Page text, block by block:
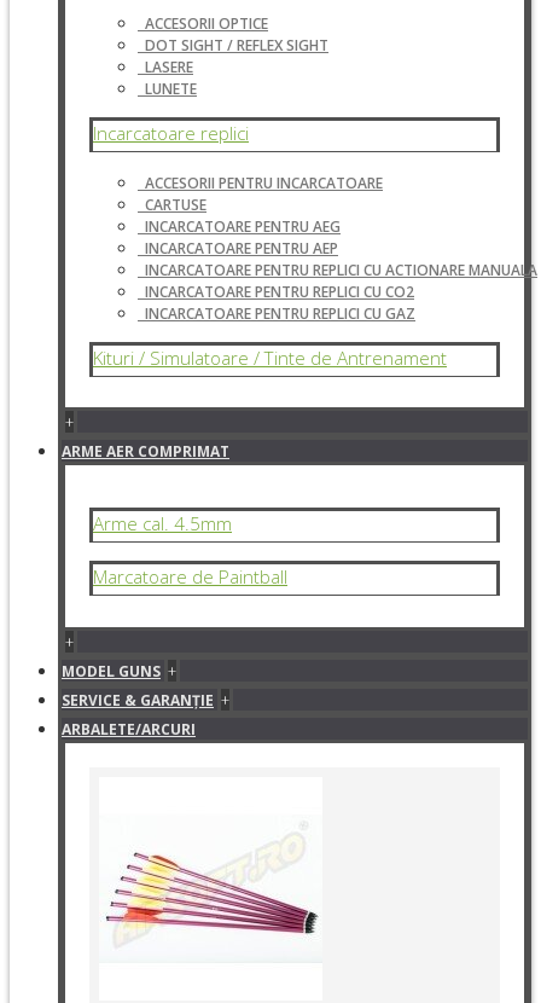
ACCESORII OPTICE
DOT SIGHT / REFLEX SIGHT
LASERE
LUNETE
Incarcatoare replici
ACCESORII PENTRU INCARCATOARE
CARTUSE
INCARCATOARE PENTRU AEG
INCARCATOARE PENTRU AEP
INCARCATOARE PENTRU REPLICI CU ACTIONARE MANUALA
INCARCATOARE PENTRU REPLICI CU CO2
INCARCATOARE PENTRU REPLICI CU GAZ
Kituri / Simulatoare / Tinte de Antrenament
+
ARME AER COMPRIMAT
Arme cal. 4.5mm
Marcatoare de Paintball
+
MODEL GUNS +
SERVICE & GARANŢIE +
ARBALETE/ARCURI